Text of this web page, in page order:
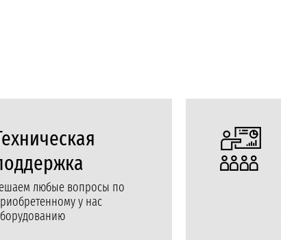
любые вопросы по
у нас